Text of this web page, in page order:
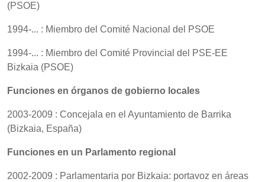
(PSOE)
1994-... : Miembro del Comité Nacional del PSOE
1994-... : Miembro del Comité Provincial del PSE-EE
Bizkaia (PSOE)
Funciones en órganos de gobierno locales
2003-2009 : Concejala en el Ayuntamiento de Barrika
(Bizkaia, España)
Funciones en un Parlamento regional
2002-2009 : Parlamentaria por Bizkaia: portavoz en áreas